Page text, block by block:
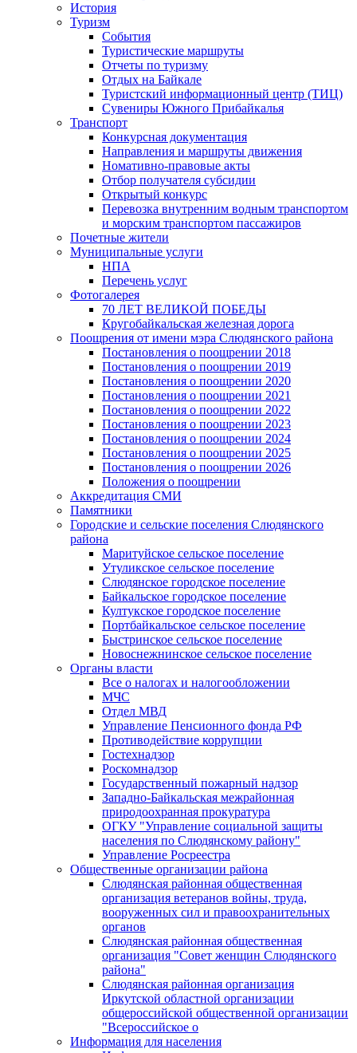
История
Туризм
События
Туристические маршруты
Отчеты по туризму
Отдых на Байкале
Туристский информационный центр (ТИЦ)
Сувениры Южного Прибайкалья
Транспорт
Конкурсная документация
Направления и маршруты движения
Номативно-правовые акты
Отбор получателя субсидии
Открытый конкурс
Перевозка внутренним водным транспортом
и морским транспортом пассажиров
Почетные жители
Муниципальные услуги
НПА
Перечень услуг
Фотогалерея
70 ЛЕТ ВЕЛИКОЙ ПОБЕДЫ
Кругобайкальская железная дорога
Поощрения от имени мэра Слюдянского района
Постановления о поощрении 2018
Постановления о поощрении 2019
Постановления о поощрении 2020
Постановления о поощрении 2021
Постановления о поощрении 2022
Постановления о поощрении 2023
Постановления о поощрении 2024
Постановления о поощрении 2025
Постановления о поощрении 2026
Положения о поощрении
Аккредитация СМИ
Памятники
Городские и сельские поселения Слюдянского
района
Маритуйское сельское поселение
Утуликское сельское поселение
Слюдянское городское поселение
Байкальское городское поселение
Култукское городское поселение
Портбайкальское сельское поселение
Быстринское сельское поселение
Новоснежнинское сельское поселение
Органы власти
Все о налогах и налогообложении
МЧС
Отдел МВД
Управление Пенсионного фонда РФ
Противодействие коррупции
Гостехнадзор
Роскомнадзор
Государственный пожарный надзор
Западно-Байкальская межрайонная
природоохранная прокуратура
ОГКУ "Управление социальной защиты
населения по Слюдянскому району"
Управление Росреестра
Общественные организации района
Слюдянская районная общественная
организация ветеранов войны, труда,
вооруженных сил и правоохранительных
органов
Слюдянская районная общественная
организация "Совет женщин Слюдянского
района"
Слюдянская районная организация
Иркутской областной организации
общероссийской общественной организации
"Всероссийское о
Информация для населения